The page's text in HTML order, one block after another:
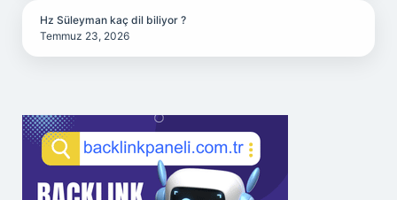
Hz Süleyman kaç dil biliyor ?
Temmuz 23, 2026